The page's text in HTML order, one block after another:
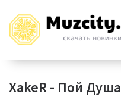
XakeR - Пой Душа